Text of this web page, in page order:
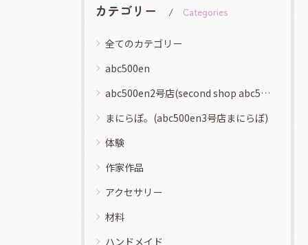
カテゴリー Categories
全てのカテゴリー
abc500en
abc500en2号店(second shop abc500en)
まにらぼ。(abc500en3号店まにらぼ)
体験
作家作品
アクセサリー
材料
ハンドメイド